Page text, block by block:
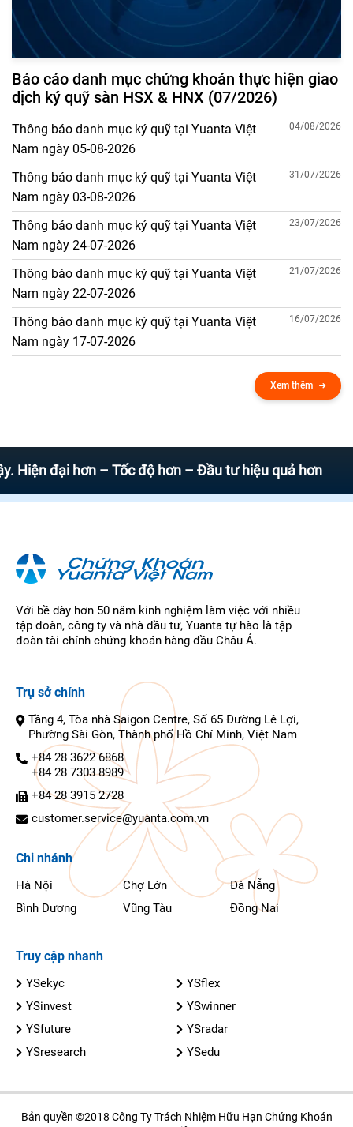
Báo cáo danh mục chứng khoán thực hiện giao
dịch ký quỹ sàn HSX & HNX (07/2026)
Thông báo danh mục ký quỹ tại Yuanta Việt
Nam ngày 05-08-2026
04/08/2026
Thông báo danh mục ký quỹ tại Yuanta Việt
Nam ngày 03-08-2026
31/07/2026
Thông báo danh mục ký quỹ tại Yuanta Việt
Nam ngày 24-07-2026
23/07/2026
Thông báo danh mục ký quỹ tại Yuanta Việt
Nam ngày 22-07-2026
21/07/2026
Thông báo danh mục ký quỹ tại Yuanta Việt
Nam ngày 17-07-2026
16/07/2026
Xem thêm
hơn – Tốc độ hơn – Đầu tư hiệu quả hơn
Với bề dày hơn 50 năm kinh nghiệm làm việc với nhiều
tập đoàn, công ty và nhà đầu tư, Yuanta tự hào là tập
đoàn tài chính chứng khoán hàng đầu Châu Á.
Trụ sở chính
Tầng 4, Tòa nhà Saigon Centre, Số 65 Đường Lê Lợi,
Phường Sài Gòn, Thành phố Hồ Chí Minh, Việt Nam
+84 28 3622 6868
+84 28 7303 8989
+84 28 3915 2728
customer.service@yuanta.com.vn
Chi nhánh
Hà Nội Chợ Lớn
Đà Nẵng
Bình Dương
Vũng Tàu Đồng Nai
Truy cập nhanh
YSekyc
YSflex
YSinvest
YSwinner
YSfuture
YSradar
YSresearch
YSedu
Bản quyền ©2018 Công Ty Trách Nhiệm Hữu Hạn Chứng Khoán